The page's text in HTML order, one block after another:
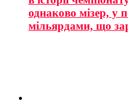
однаково мізер, у
мільярдами, що